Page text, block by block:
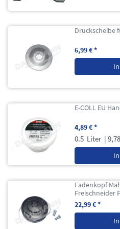
Druckscheibe
6,99 € *
E-COLL EU
4,89 € *
0.5 Liter |
Fadenkopf
Freischneider
22,99 € *